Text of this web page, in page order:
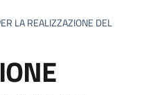
LA REALIZZAZIONE DEL